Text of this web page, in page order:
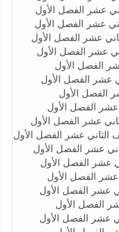
عشر الفصل الأول
عشر الفصل الأول